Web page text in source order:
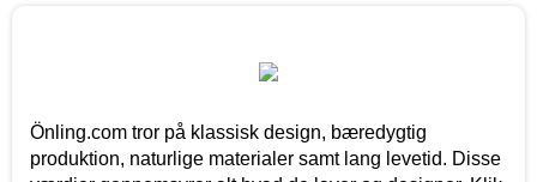
Önling.com tror på klassisk design, bæredygtig
produktion, naturlige materialer samt lang levetid. Disse